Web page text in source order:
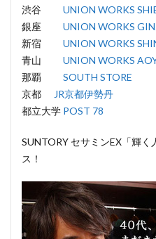
渋谷 UNION WORKS
銀座 UNION WORKS
新宿 UNION WORKS
青山 UNION WORKS
那覇 SOUTH STORE
京都
JR京都伊勢丹
都立大学 POST 78
SUNTORY セサミンEX「輝
ス！